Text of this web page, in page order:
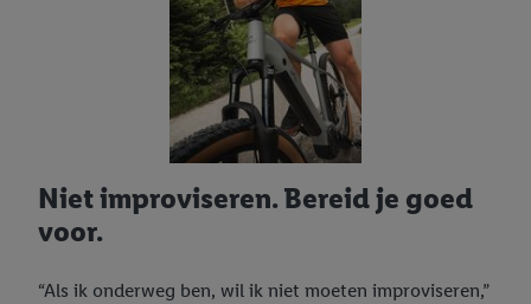
Niet improviseren. Bereid je goed
voor.
“Als ik onderweg ben, wil ik niet moeten improviseren,”